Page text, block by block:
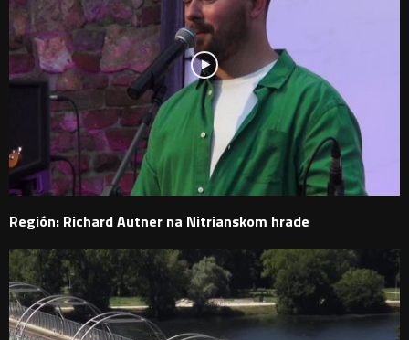
Región: Richard Autner na Nitrianskom hrade